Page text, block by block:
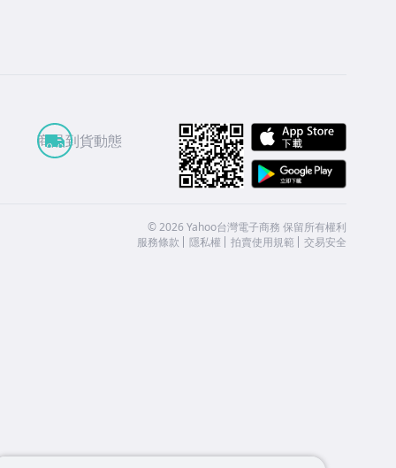
商品到貨動態
©2026 Yahoo台灣電子商務 保留所有權利
服務條款
隱私權 拍賣使用規範 交易安全